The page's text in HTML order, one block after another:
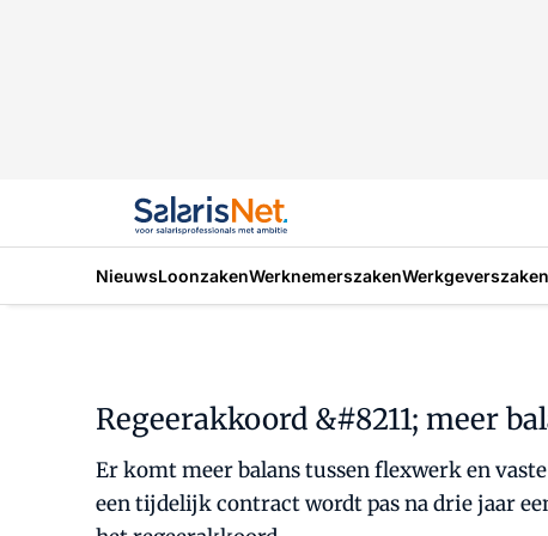
NieuwsLoonzakenWerknemerszakenWerkgeverszaken
Regeerakkoord &#8211; meer
Er komt meer balans tussen flexwerk en
een tijdelijk contract wordt pas na drie jaar